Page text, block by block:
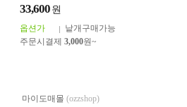
33,600 원
옵션가
낱개구매가능
주문시결제 3,000원~
마이도매몰 (ozzshop)